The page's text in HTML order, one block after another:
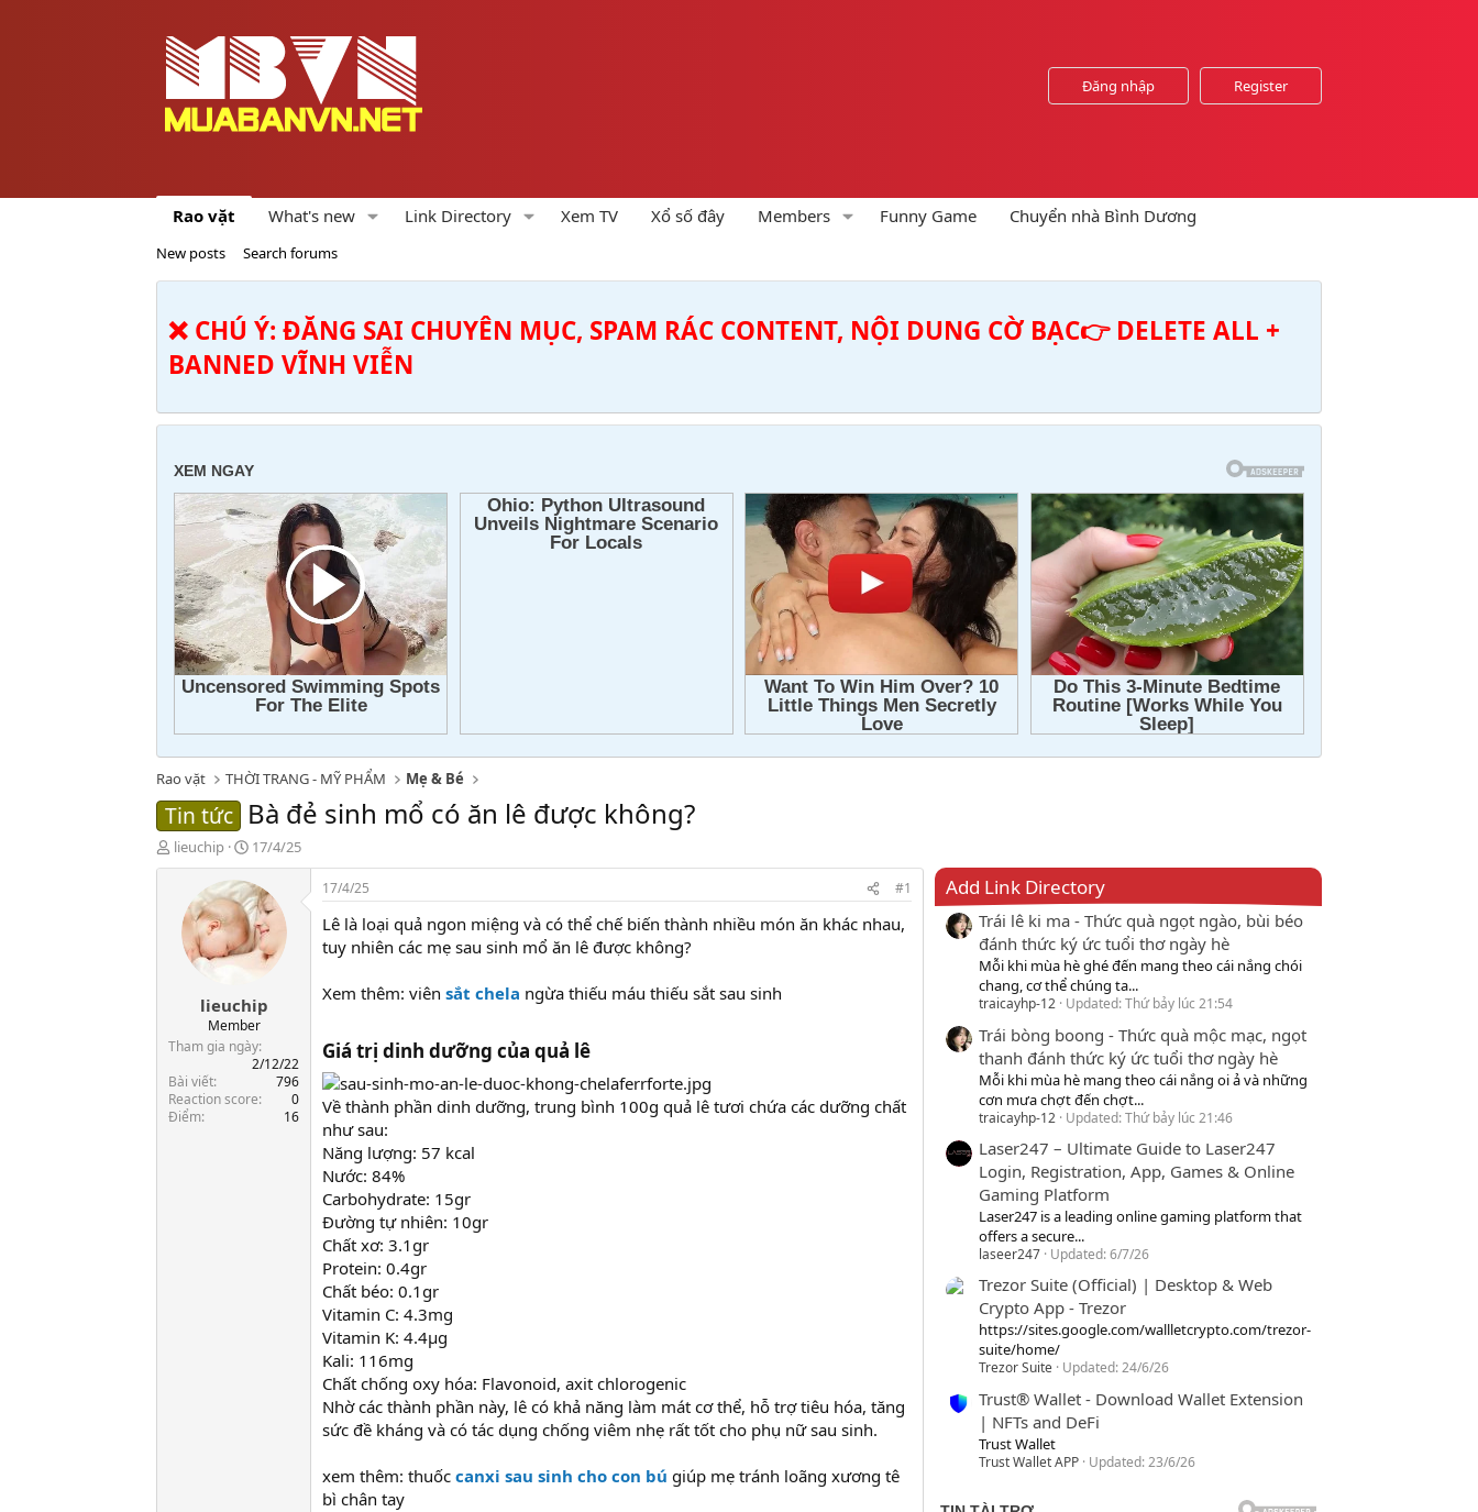
Đăng nhập Register
Rao vặt What's new Link Directory Xem TV Xổ số đây Members Funny Game Chuyển nhà Bình Dương
New posts Search forums
❌ CHÚ Ý: ĐĂNG SAI CHUYÊN MỤC, SPAM RÁC CONTENT, NỘI DUNG CỜ BẠC👉 DELETE ALL +
BANNED VĨNH VIỄN
Rao vặt THỜI TRANG - MỸ PHẨM Mẹ & Bé
Tin tức Bà đẻ sinh mổ có ăn lê được không?
T
h
t
r
lieuchip
N
g
à
y
g
ử
17/4/25
lieuchip
Member
Tham gia ngày
2/12/22
Bài viết
796
Reaction score
0
Điểm
16
17/4/25 #1
Lê là loại quả ngon miệng và có thể chế biến thành nhiều món ăn khác nhau,
tuy nhiên các mẹ sau sinh mổ ăn lê được không?
Xem thêm: viên sắt chela ngừa thiếu máu thiếu sắt sau sinh
Giá trị dinh dưỡng của quả lê
Về thành phần dinh dưỡng, trung bình 100g quả lê tươi chứa các dưỡng chất
như sau:
Năng lượng: 57 kcal
Nước: 84%
Carbohydrate: 15gr
Đường tự nhiên: 10gr
Chất xơ: 3.1gr
Protein: 0.4gr
Chất béo: 0.1gr
Vitamin C: 4.3mg
Vitamin K: 4.4µg
Kali: 116mg
Chất chống oxy hóa: Flavonoid, axit chlorogenic
Nhờ các thành phần này, lê có khả năng làm mát cơ thể, hỗ trợ tiêu hóa, tăng
sức đề kháng và có tác dụng chống viêm nhẹ rất tốt cho phụ nữ sau sinh.
xem thêm: thuốc canxi sau sinh cho con bú giúp mẹ tránh loãng xương tê
bì chân tay
Add Link Directory
Trái lê ki ma - Thức quà ngọt ngào, bùi béo
đánh thức ký ức tuổi thơ ngày hè
Mỗi khi mùa hè ghé đến mang theo cái nắng chói
chang, cơ thể chúng ta...
traicayhp-12 Updated:Thứ bảy lúc 21:54
Trái bòng boong - Thức quà mộc mạc, ngọt
thanh đánh thức ký ức tuổi thơ ngày hè
Mỗi khi mùa hè mang theo cái nắng oi ả và những
cơn mưa chợt đến chợt...
traicayhp-12 Updated:Thứ bảy lúc 21:46
Laser247 – Ultimate Guide to Laser247
Login, Registration, App, Games & Online
Gaming Platform
Laser247 is a leading online gaming platform that
offers a secure...
laseer247 Updated:6/7/26
Trezor Suite (Official) | Desktop & Web
Crypto App - Trezor
https://sites.google.com/wallletcrypto.com/trezor-
suite/home/
Trezor Suite Updated:24/6/26
Trust® Wallet - Download Wallet Extension
| NFTs and DeFi
Trust Wallet
Trust Wallet APP Updated:23/6/26